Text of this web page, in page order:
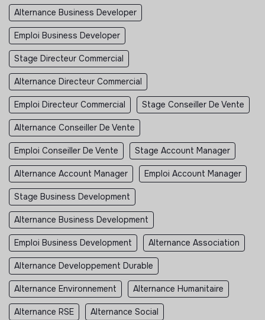
Alternance Business Developer
Emploi Business Developer
Stage Directeur Commercial
Alternance Directeur Commercial
Emploi Directeur Commercial Stage Conseiller De Vente
Alternance Conseiller De Vente
Emploi Conseiller De Vente Stage Account Manager
Alternance Account Manager Emploi Account Manager
Stage Business Development
Alternance Business Development
Emploi Business Development Alternance Association
Alternance Developpement Durable
Alternance Environnement Alternance Humanitaire
Alternance RSE Alternance Social